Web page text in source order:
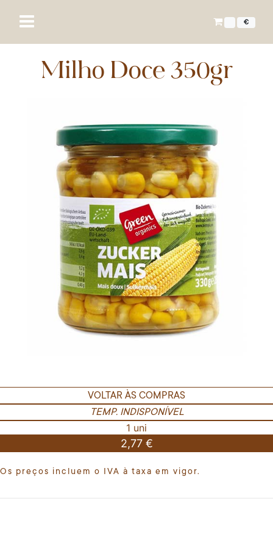
€
Milho Doce 350gr
VOLTAR ÀS COMPRAS
TEMP. INDISPONÍVEL
1 uni
2,77 €
Os preços incluem o IVA à taxa em vigor.